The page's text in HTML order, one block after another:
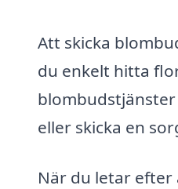
Att skicka
du enkelt hitta
eller skicka en
När du letar efter